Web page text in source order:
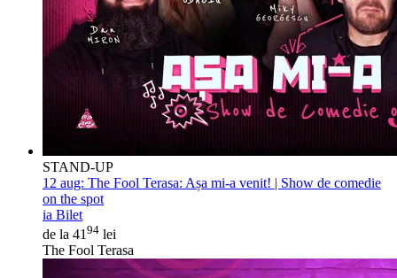
STAND-UP
12 aug: The Fool Terasa: Așa mi-a venit! | Show de comedie
on the spot
ia Bilet
de la 41 94 lei
The Fool Terasa